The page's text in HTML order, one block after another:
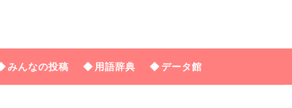
みんなの投稿 用語辞典 データ館